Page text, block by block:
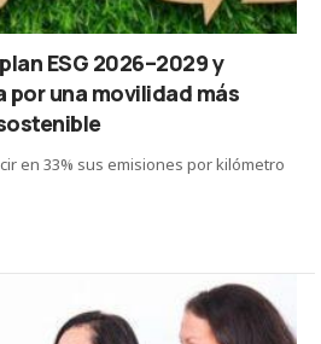
ESG 2026–2029 y
por una movilidad más
en 33% sus emisiones por kilómetro